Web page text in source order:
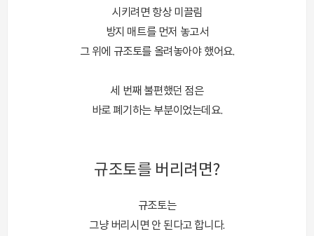
시키려면 항상 미끌림
방지 매트를 먼저 놓고서
그 위에 규조토를 올려놓아야 했어요.
세 번째 불편했던 점은
바로 폐기하는 부분이었는데요.
규조토를 버리려면?
규조토는
그냥 버리시면 안 된다고 합니다.